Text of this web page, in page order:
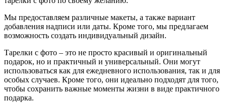
Мы предоставляем различные макеты, а также вариант
добавления надписи или даты. Кроме того, мы предлагаем
возможность создать индивидуальный дизайн.
Тарелки с фото – это не просто красивый и оригинальный
подарок, но и практичный и универсальный. Они могут
использоваться как для ежедневного использования, так и для
особых случаев. Кроме того, они идеально подходят для того,
чтобы сохранить важные моменты жизни в виде практичного
подарка.